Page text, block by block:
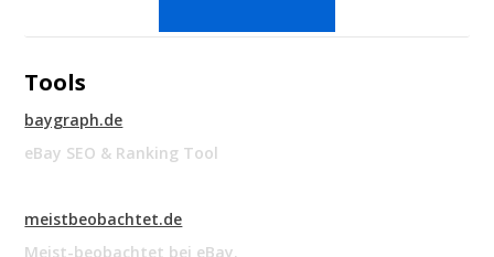
Tools
baygraph.de
eBay SEO & Ranking Tool
meistbeobachtet.de
Meist-beobachtet bei eBay.